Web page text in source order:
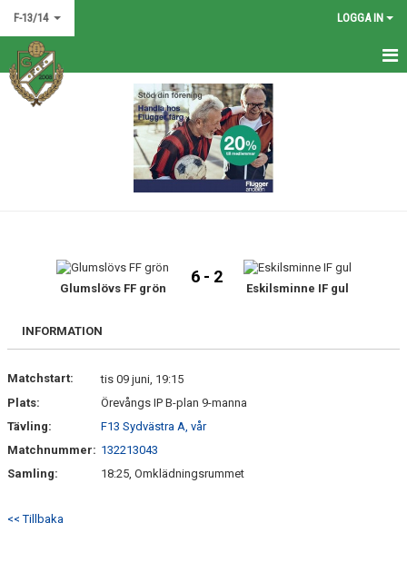
F-13/14 LOGGA IN
HEM
BILDGALLERI
DOKUMENT
Glumslövs FF grön
6 - 2
Eskilsminne IF gul
INFORMATION
Matchstart:
tis 09 juni, 19:15
Plats:
Örevångs IP B-plan 9-manna
Tävling:
F13 Sydvästra A, vår
Matchnummer: 132213043
Samling:
18:25, Omklädningsrummet
<< Tillbaka